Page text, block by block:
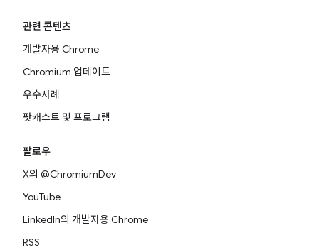
관련 콘텐츠
개발자용 Chrome
Chromium 업데이트
우수사례
팟캐스트 및 프로그램
팔로우
X의 @ChromiumDev
YouTube
LinkedIn의 개발자용 Chrome
RSS